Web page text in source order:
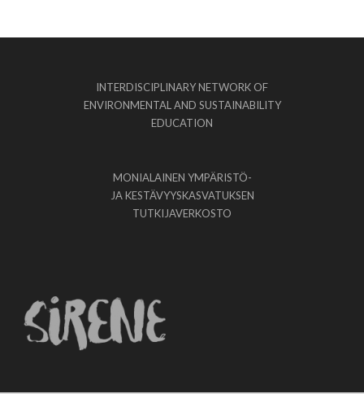
INTERDISCIPLINARY NETWORK OF
ENVIRONMENTAL AND SUSTAINABILITY
EDUCATION
MONIALAINEN YMPÄRISTÖ-
JA KESTÄVYYSKASVATUKSEN
TUTKIJAVERKOSTO